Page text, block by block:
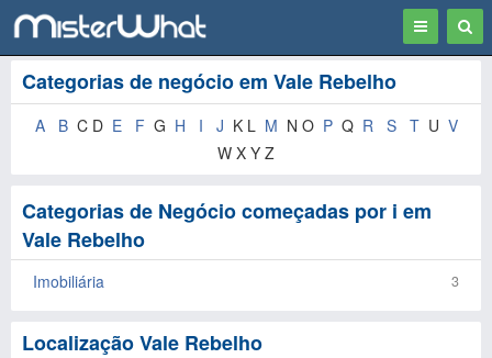
Toggle
navigation
Categorias de negócio em Vale Rebelho
A B C D E F G H I J K L M N O P Q R S T U V
W X Y Z
Categorias de Negócio começadas por i em
Vale Rebelho
Imobiliária 3
Localização Vale Rebelho